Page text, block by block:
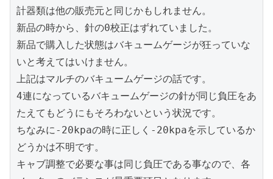
計器類は他の販売元と同じかもしれません。
新品の時から、針の0校正はずれていました。
新品で購入した状態はバキュームゲージが狂っていな
いと考えてはいけません。
上記はマルチのバキュームゲージの話です。
4連になっているバキュームゲージの針が同じ負圧をあ
たえてもどうにもそろわないという状況です。
ちなみに-20kpaの時に正しく-20kpaを示しているか
どうかは不明です。
キャブ調整で必要な事は同じ負圧である事なので、各